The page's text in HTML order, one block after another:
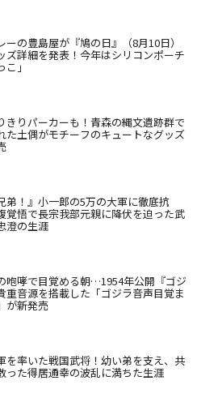
ーの豊島屋が『鳩の日』（8月10日）
ズ詳細を発表！今年はシリコンポーチ
こ」
きりパーカーも！青森の縄文遺跡群で
た土偶がモチーフのキュートなグッズ
弟！』小一郎の5万の大軍に徹底抗
覚悟で長宗我部元親に降伏を迫った武
澄の生涯
咆哮で目覚める朝…1954年公開『ゴジ
重音源を搭載した「ゴジラ音声目覚ま
が新発売
を率いた戦国武将！幼い弟を支え、共
った得居通幸の波乱に満ちた生涯